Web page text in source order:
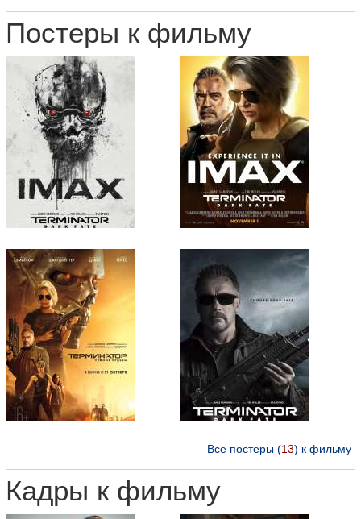
Постеры к фильму
Все постеры (13) к фильму
Кадры к фильму